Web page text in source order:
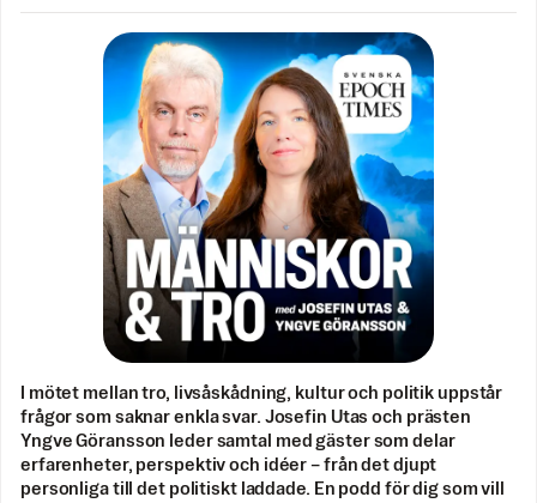
I mötet mellan tro, livsåskådning, kultur och politik uppstår
frågor som saknar enkla svar. Josefin Utas och prästen
Yngve Göransson leder samtal med gäster som delar
erfarenheter, perspektiv och idéer – från det djupt
personliga till det politiskt laddade. En podd för dig som vill